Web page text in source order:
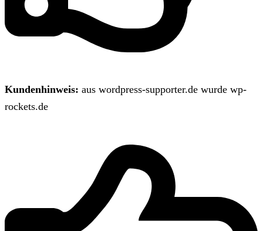
Kundenhinweis: aus wordpress-supporter.de wurde wp-
rockets.de